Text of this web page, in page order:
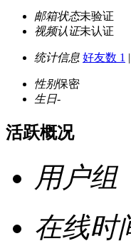
邮箱状态未验证
视频认证未认证
统计信息 好友数 1 |
性别保密
生日-
活跃概况
用户组
在线时